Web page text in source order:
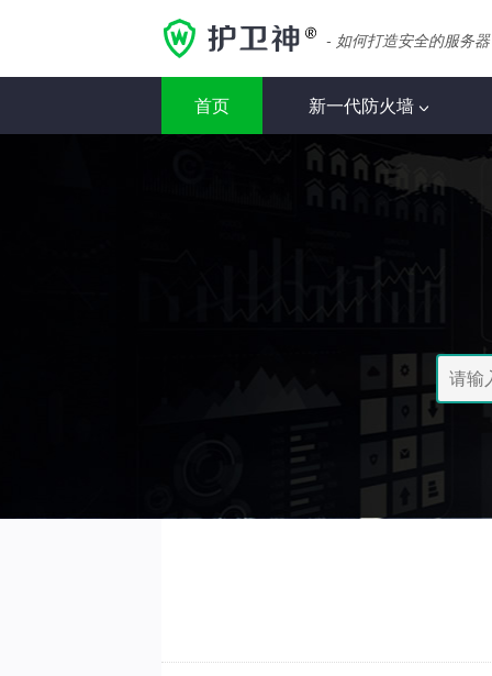
- 如何打造安全的服务
首页 新一代防火墙